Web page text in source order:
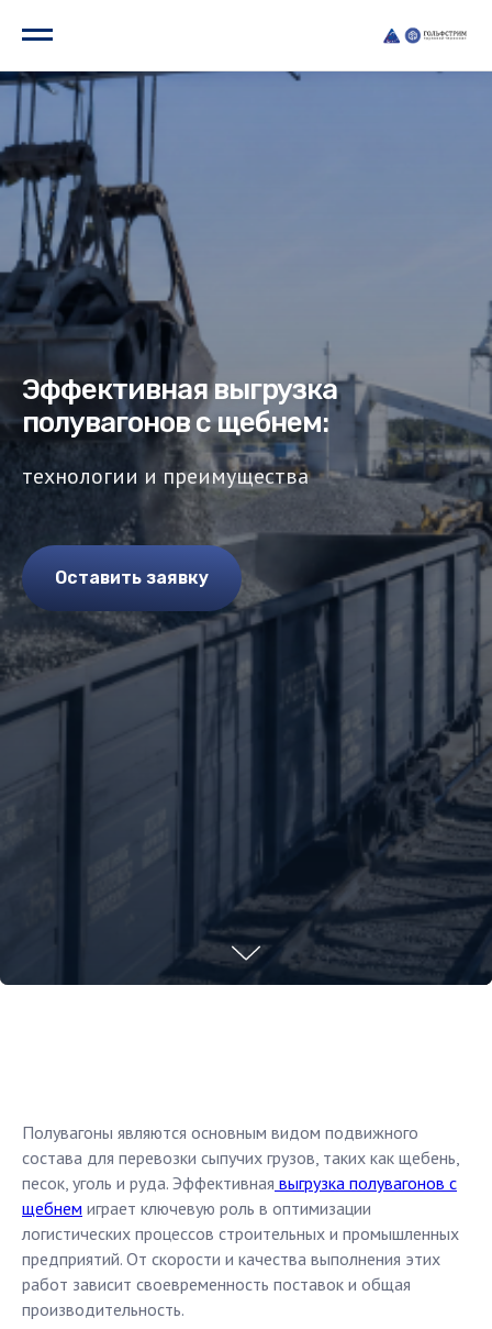
Эффективная выгрузка
полувагонов с щебнем:
технологии и преимущества
Оставить заявку
Полувагоны являются основным видом подвижного
состава для перевозки сыпучих грузов, таких как щебень,
песок, уголь и руда. Эффективная выгрузка полувагонов с
щебнем играет ключевую роль в оптимизации
логистических процессов строительных и промышленных
предприятий. От скорости и качества выполнения этих
работ зависит своевременность поставок и общая
производительность.